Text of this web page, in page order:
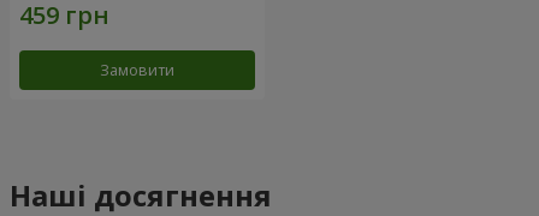
Замовити
Наші досягнення